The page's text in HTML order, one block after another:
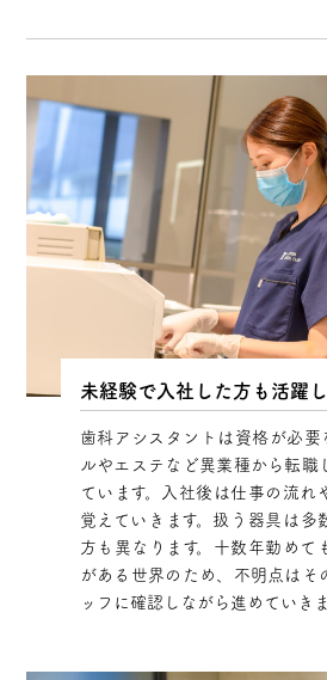
未経験で入社した方も活躍
歯科アシスタントは資格が必要
ルやエステなど異業種から転職
ています。入社後は仕事の流れ
覚えていきます。扱う器具は多
方も異なります。十数年勤めて
がある世界のため、不明点はそ
ッフに確認しながら進めていきま